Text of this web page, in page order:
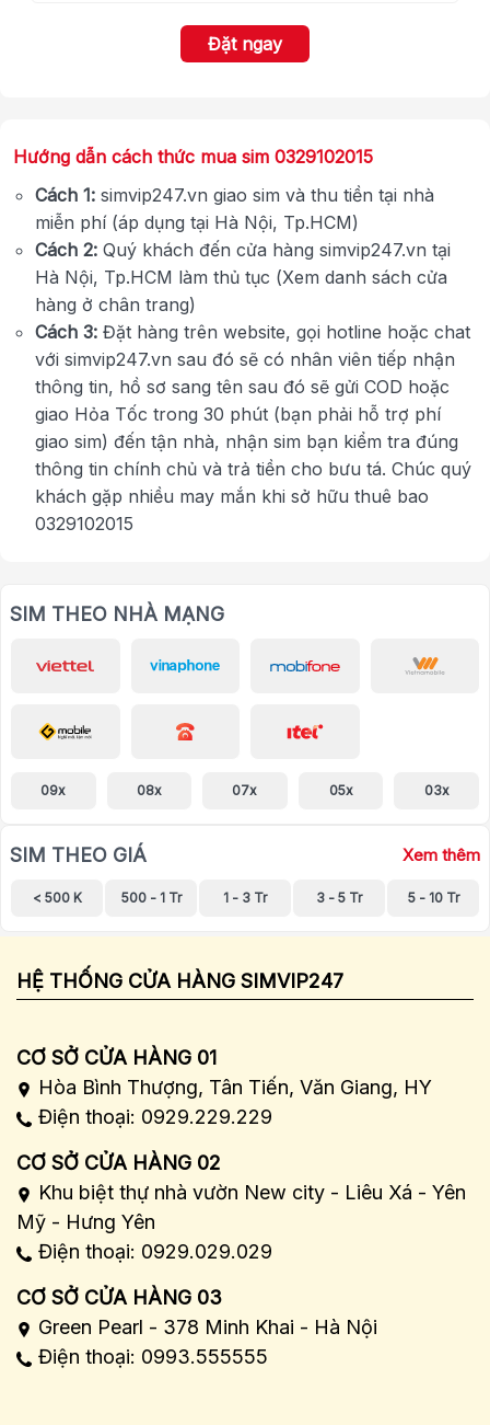
Đặt ngay
Hướng dẫn cách thức mua sim 0329102015
Cách 1: simvip247.vn giao sim và thu tiền tại nhà
miễn phí (áp dụng tại Hà Nội, Tp.HCM)
Cách 2: Quý khách đến cửa hàng simvip247.vn tại
Hà Nội, Tp.HCM làm thủ tục (Xem danh sách cửa
hàng ở chân trang)
Cách 3: Đặt hàng trên website, gọi hotline hoặc chat
với simvip247.vn sau đó sẽ có nhân viên tiếp nhận
thông tin, hồ sơ sang tên sau đó sẽ gửi COD hoặc
giao Hỏa Tốc trong 30 phút (bạn phải hỗ trợ phí
giao sim) đến tận nhà, nhận sim bạn kiểm tra đúng
thông tin chính chủ và trả tiền cho bưu tá. Chúc quý
khách gặp nhiều may mắn khi sở hữu thuê bao
0329102015
SIM THEO NHÀ MẠNG
09x 08x 07x 05x 03x
SIM THEO GIÁ Xem thêm
< 500 K 500 - 1 Tr 1 - 3 Tr 3 - 5 Tr 5 - 10 Tr
HỆ THỐNG CỬA HÀNG SIMVIP247
CƠ SỞ CỬA HÀNG 01
Hòa Bình Thượng, Tân Tiến, Văn Giang, HY
Điện thoại: 0929.229.229
CƠ SỞ CỬA HÀNG 02
Khu biệt thự nhà vườn New city - Liêu Xá - Yên
Mỹ - Hưng Yên
Điện thoại: 0929.029.029
CƠ SỞ CỬA HÀNG 03
Green Pearl - 378 Minh Khai - Hà Nội
Điện thoại: 0993.555555